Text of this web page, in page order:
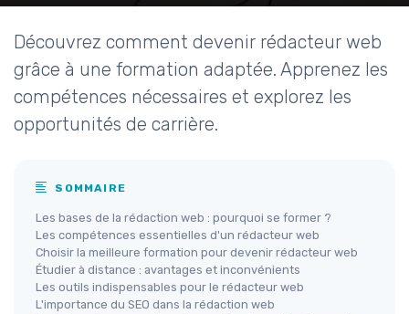
Découvrez comment devenir rédacteur web
grâce à une formation adaptée. Apprenez les
compétences nécessaires et explorez les
opportunités de carrière.
SOMMAIRE
Les bases de la rédaction web : pourquoi se former ?
Les compétences essentielles d'un rédacteur web
Choisir la meilleure formation pour devenir rédacteur web
Étudier à distance : avantages et inconvénients
Les outils indispensables pour le rédacteur web
L'importance du SEO dans la rédaction web